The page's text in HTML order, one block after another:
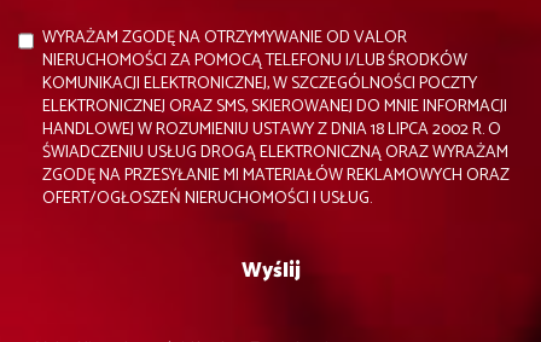
WYRAŻAM ZGODĘ NA OTRZYMYWANIE OD VALOR
NIERUCHOMOŚCI ZA POMOCĄ TELEFONU I/LUB ŚRODKÓW
KOMUNIKACJI ELEKTRONICZNEJ, W SZCZEGÓLNOŚCI POCZTY
ELEKTRONICZNEJ ORAZ SMS, SKIEROWANEJ DO MNIE INFORMACJI
HANDLOWEJ W ROZUMIENIU USTAWY Z DNIA 18 LIPCA 2002 R. O
ŚWIADCZENIU USŁUG DROGĄ ELEKTRONICZNĄ ORAZ WYRAŻAM
ZGODĘ NA PRZESYŁANIE MI MATERIAŁÓW REKLAMOWYCH ORAZ
OFERT/OGŁOSZEŃ NIERUCHOMOŚCI I USŁUG.